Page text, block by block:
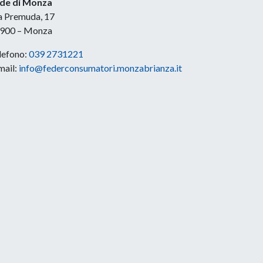
Premuda, 17
– Monza
039 2731221
info@federconsumatori.monzabrianza.it